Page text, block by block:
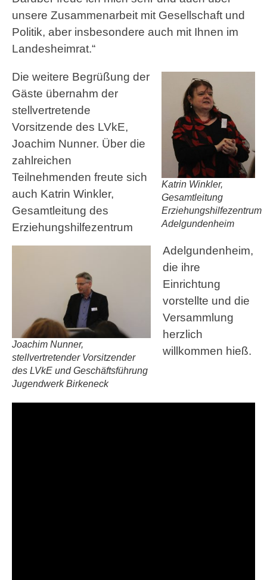
unsere Zusammenarbeit mit Gesellschaft und
Politik, aber insbesondere auch mit Ihnen im
Landesheimrat.“
Katrin Winkler,
Gesamtleitung
Erziehungshilfezentrum
Adelgundenheim
Joachim Nunner,
stellvertretender Vorsitzender
des LVkE und Geschäftsführung
Jugendwerk Birkeneck
Die weitere Begrüßung der
Gäste übernahm der
stellvertretende
Vorsitzende des LVkE,
Joachim Nunner. Über die
zahlreichen
Teilnehmenden freute sich
auch Katrin Winkler,
Gesamtleitung des
Erziehungshilfezentrum
Adelgundenheim,
die ihre
Einrichtung
vorstellte und die
Versammlung
herzlich
willkommen hieß.